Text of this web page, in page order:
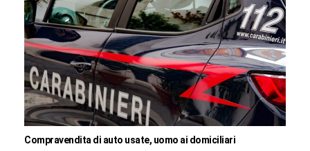
Compravendita di auto usate, uomo ai domiciliari